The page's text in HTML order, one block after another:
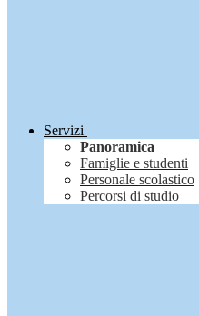
Servizi
Panoramica
Famiglie e studenti
Personale scolastico
Percorsi di studio